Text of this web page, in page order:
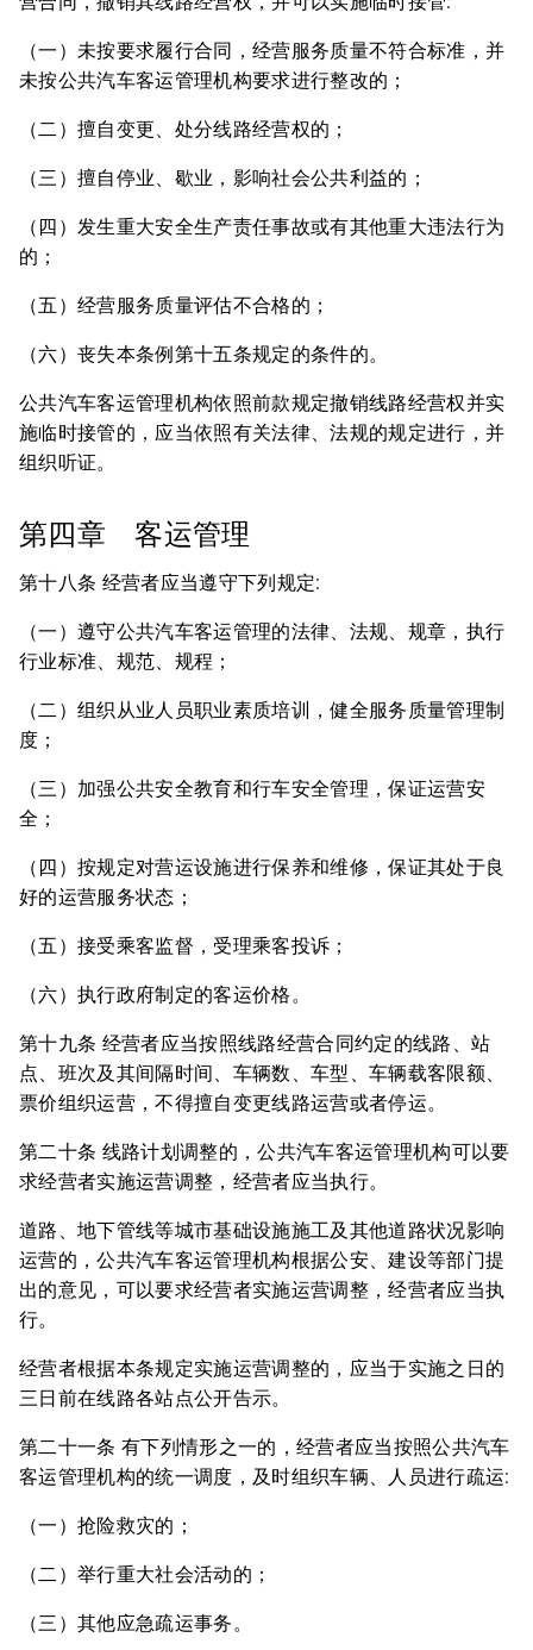
（一）未按要求履行合同，经营服务质量不符合标准，并
未按公共汽车客运管理机构要求进行整改的；
（二）擅自变更、处分线路经营权的；
（三）擅自停业、歇业，影响社会公共利益的；
（四）发生重大安全生产责任事故或有其他重大违法行为
的；
（五）经营服务质量评估不合格的；
（六）丧失本条例第十五条规定的条件的。
公共汽车客运管理机构依照前款规定撤销线路经营权并实
施临时接管的，应当依照有关法律、法规的规定进行，并
组织听证。
第四章 客运管理
第十八条 经营者应当遵守下列规定:
（一）遵守公共汽车客运管理的法律、法规、规章，执行
行业标准、规范、规程；
（二）组织从业人员职业素质培训，健全服务质量管理制
度；
（三）加强公共安全教育和行车安全管理，保证运营安
全；
（四）按规定对营运设施进行保养和维修，保证其处于良
好的运营服务状态；
（五）接受乘客监督，受理乘客投诉；
（六）执行政府制定的客运价格。
第十九条 经营者应当按照线路经营合同约定的线路、站
点、班次及其间隔时间、车辆数、车型、车辆载客限额、
票价组织运营，不得擅自变更线路运营或者停运。
第二十条 线路计划调整的，公共汽车客运管理机构可以要
求经营者实施运营调整，经营者应当执行。
道路、地下管线等城市基础设施施工及其他道路状况影响
运营的，公共汽车客运管理机构根据公安、建设等部门提
出的意见，可以要求经营者实施运营调整，经营者应当执
行。
经营者根据本条规定实施运营调整的，应当于实施之日的
三日前在线路各站点公开告示。
第二十一条 有下列情形之一的，经营者应当按照公共汽车
客运管理机构的统一调度，及时组织车辆、人员进行疏运:
（一）抢险救灾的；
（二）举行重大社会活动的；
（三）其他应急疏运事务。